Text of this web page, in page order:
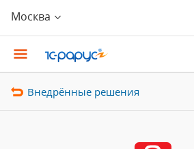
Москва
Внедрённые решения